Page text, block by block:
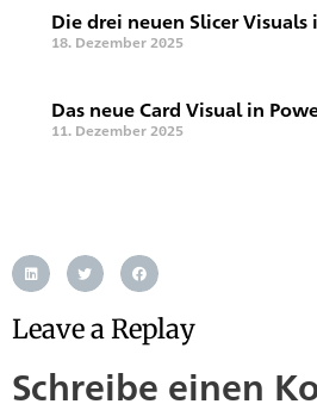
Die drei neuen Slicer Visuals
18. Dezember 2025
Das neue Card Visual in
11. Dezember 2025
Leave a Replay
Schreibe einen